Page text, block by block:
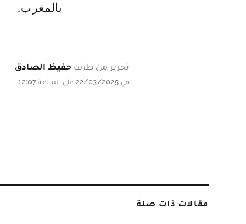
بالمغرب.
تحرير من طرف حفيظ الصادق
في 22/03/2025 على الساعة 12:07
مقالات ذات صلة